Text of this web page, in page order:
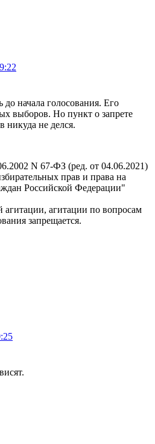
начала голосования. Его
выборов. Но пункт о запрете
никуда не делся.
N 67-ФЗ (ред. от 04.06.2021)
прав и права на
Российской Федерации"
агитации по вопросам
запрещается.